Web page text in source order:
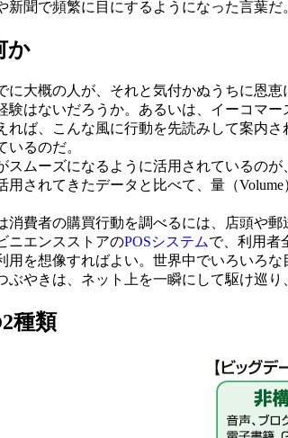
新聞で頻繁に目にするようになった言葉
か
大概の人が、それと気付かぬうちに恩
験はないだろうか。あるいは、イーコマ
れば、こんな風に行動を先読みして案内
るのだ。
ムーズになるように活用されているのが
されてきたデータと比べて、量（
費者の購買行動を調べるには、店頭や
ニエンスストアのPOSシステムで、利用者
を想像すればよい。世界中でいろいろ
やきは、ネット上を一瞬にして駆け巡
種類